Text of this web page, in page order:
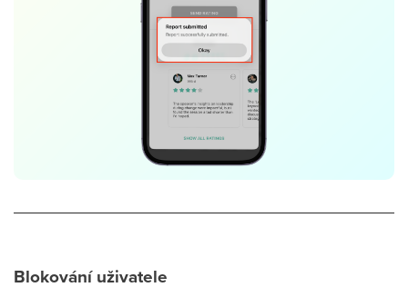
Blokování uživatele